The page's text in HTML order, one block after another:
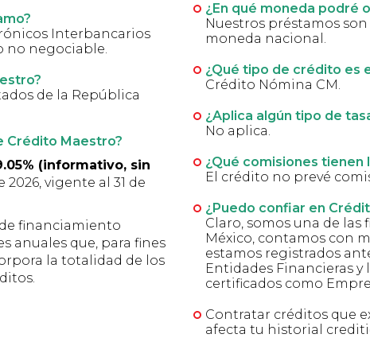
Interbancarios
no negociable.
de la República
Crédito Maestro?
(informativo, sin
vigente al 31 de
financiamiento
anuales que, para fines
la totalidad de los
¿En qué moneda podré
Nuestros préstamos
moneda nacional.
¿Qué tipo de crédito es
Crédito Nómina CM.
¿Aplica algún tipo de
No aplica.
¿Qué comisiones
El crédito no prevé
¿Puedo confiar en
Claro, somos una de las
México, contamos con
estamos registrados
Entidades Financieras y
certificados como
Contratar créditos que
afecta tu historial